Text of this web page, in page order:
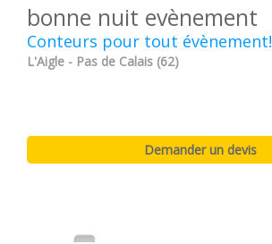
bonne nuit evènement
Conteurs pour tout évènement!
L'Aigle - Pas de Calais (62)